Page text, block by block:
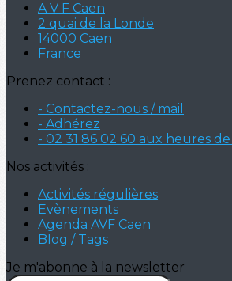
A V F Caen
2 quai de la Londe
14000 Caen
France
Prenez contact :
- Contactez-nous / mail
- Adhérez
- 02 31 86 02 60 aux heures
Nos activités :
Activités régulières
Evènements
Agenda AVF Caen
Blog / Tags
Je m'abonne à la newsletter